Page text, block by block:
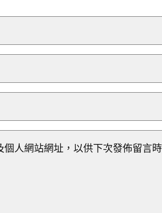
人網站網址，以供下次發佈留言